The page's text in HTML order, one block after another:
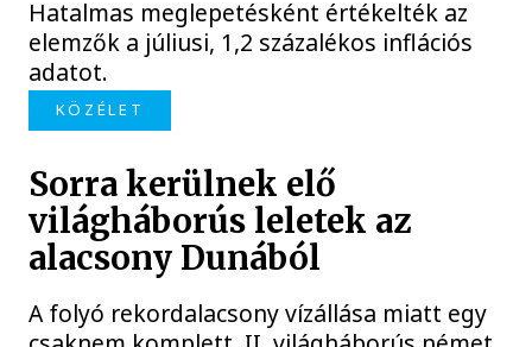
Hatalmas meglepetésként értékelték az
elemzők a júliusi, 1,2 százalékos inflációs
adatot.
KÖZÉLET
Sorra kerülnek elő
világháborús leletek az
alacsony Dunából
A folyó rekordalacsony vízállása miatt egy